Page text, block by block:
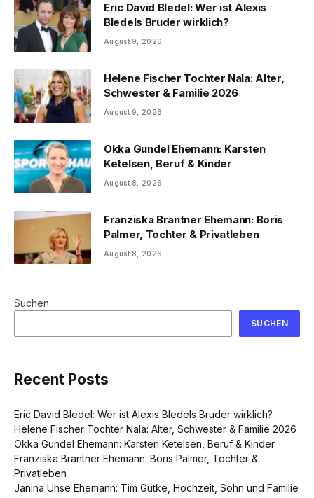
Eric David Bledel: Wer ist Alexis
Bledels Bruder wirklich?
August 9, 2026
Helene Fischer Tochter Nala: Alter,
Schwester & Familie 2026
August 9, 2026
Okka Gundel Ehemann: Karsten
Ketelsen, Beruf & Kinder
August 8, 2026
Franziska Brantner Ehemann: Boris
Palmer, Tochter & Privatleben
August 8, 2026
Suchen
SUCHEN
Recent Posts
Eric David Bledel: Wer ist Alexis Bledels Bruder wirklich?
Helene Fischer Tochter Nala: Alter, Schwester & Familie 2026
Okka Gundel Ehemann: Karsten Ketelsen, Beruf & Kinder
Franziska Brantner Ehemann: Boris Palmer, Tochter &
Privatleben
Janina Uhse Ehemann: Tim Gutke, Hochzeit, Sohn und Familie